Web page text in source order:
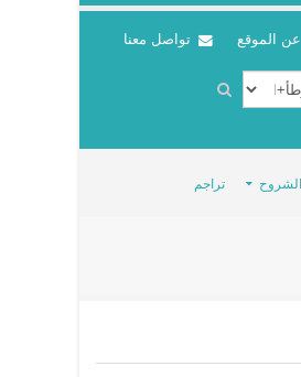
عن الموقع تواصل معنا
الشروح تراجم